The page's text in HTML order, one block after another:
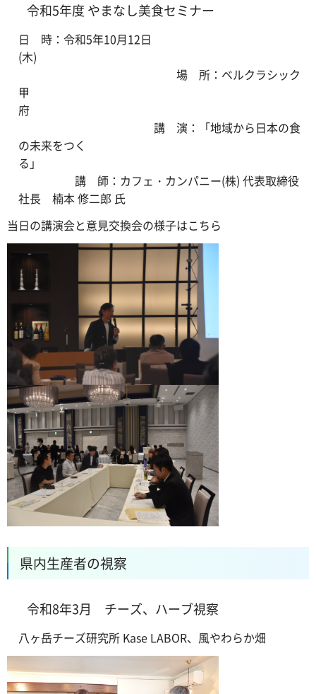
令和5年度 やまなし美食セミナー
日 時：令和5年10月12日
(木)
場 所：ベルクラシック
甲
府
講 演：「地域から日本の食
の未来をつく
る」
講 師：カフェ・カンパニー(株) 代表取締役
社長 楠本 修二郎 氏
当日の講演会と意見交換会の様子はこちら
県内生産者の視察
令和8年3月 チーズ、ハーブ視察
八ヶ岳チーズ研究所 Kase LABOR、風やわらか畑